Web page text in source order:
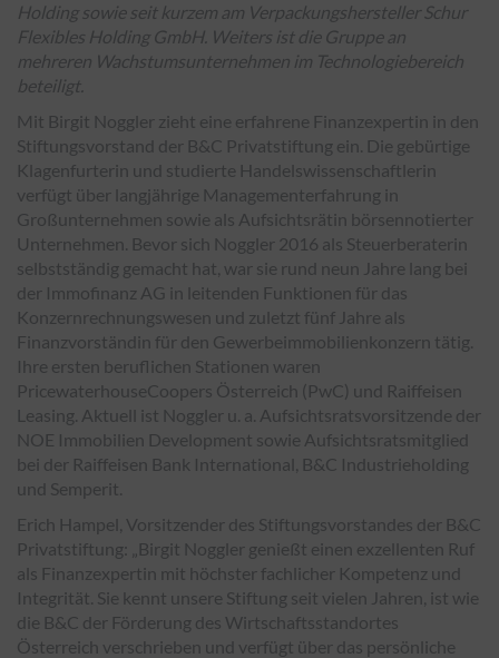
Holding sowie seit kurzem am Verpackungshersteller Schur
Flexibles Holding GmbH. Weiters ist die Gruppe an
mehreren Wachstumsunternehmen im Technologiebereich
beteiligt.
Mit Birgit Noggler zieht eine erfahrene Finanzexpertin in den
Stiftungsvorstand der B&C Privatstiftung ein. Die gebürtige
Klagenfurterin und studierte Handelswissenschaftlerin
verfügt über langjährige Managementerfahrung in
Großunternehmen sowie als Aufsichtsrätin börsennotierter
Unternehmen. Bevor sich Noggler 2016 als Steuerberaterin
selbstständig gemacht hat, war sie rund neun Jahre lang bei
der Immofinanz AG in leitenden Funktionen für das
Konzernrechnungswesen und zuletzt fünf Jahre als
Finanzvorständin für den Gewerbeimmobilienkonzern tätig.
Ihre ersten beruflichen Stationen waren
PricewaterhouseCoopers Österreich (PwC) und Raiffeisen
Leasing. Aktuell ist Noggler u. a. Aufsichtsratsvorsitzende der
NOE Immobilien Development sowie Aufsichtsratsmitglied
bei der Raiffeisen Bank International, B&C Industrieholding
und Semperit.
Erich Hampel, Vorsitzender des Stiftungsvorstandes der B&C
Privatstiftung: „Birgit Noggler genießt einen exzellenten Ruf
als Finanzexpertin mit höchster fachlicher Kompetenz und
Integrität. Sie kennt unsere Stiftung seit vielen Jahren, ist wie
die B&C der Förderung des Wirtschaftsstandortes
Österreich verschrieben und verfügt über das persönliche